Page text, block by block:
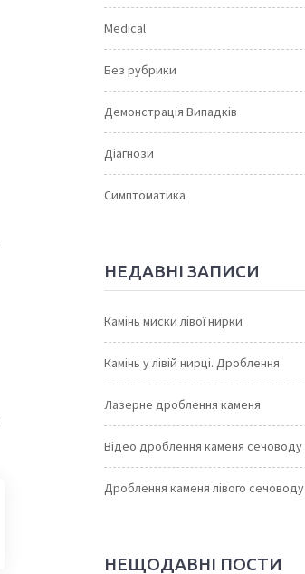
Medical
Без рубрики
Демонстрація Випадків
Діагнози
Симптоматика
НЕДАВНІ ЗАПИСИ
Камінь миски лівої нирки
Камінь у лівій нирці. Дроблення
Лазерне дроблення каменя
Відео дроблення каменя сечоводу
Дроблення каменя лівого сечоводу
НЕЩОДАВНІ ПОСТИ